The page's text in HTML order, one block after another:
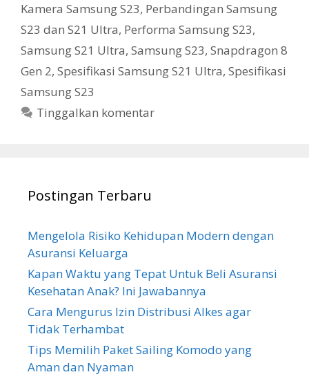
Kamera Samsung S23, Perbandingan Samsung
S23 dan S21 Ultra, Performa Samsung S23,
Samsung S21 Ultra, Samsung S23, Snapdragon 8
Gen 2, Spesifikasi Samsung S21 Ultra, Spesifikasi
Samsung S23
Tinggalkan komentar
Postingan Terbaru
Mengelola Risiko Kehidupan Modern dengan
Asuransi Keluarga
Kapan Waktu yang Tepat Untuk Beli Asuransi
Kesehatan Anak? Ini Jawabannya
Cara Mengurus Izin Distribusi Alkes agar
Tidak Terhambat
Tips Memilih Paket Sailing Komodo yang
Aman dan Nyaman